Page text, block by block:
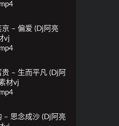
京 – 偏爱 (Dj阿亮
vj
贵 – 生而平凡 (Dj阿
材vj
– 思念成沙 (Dj阿亮